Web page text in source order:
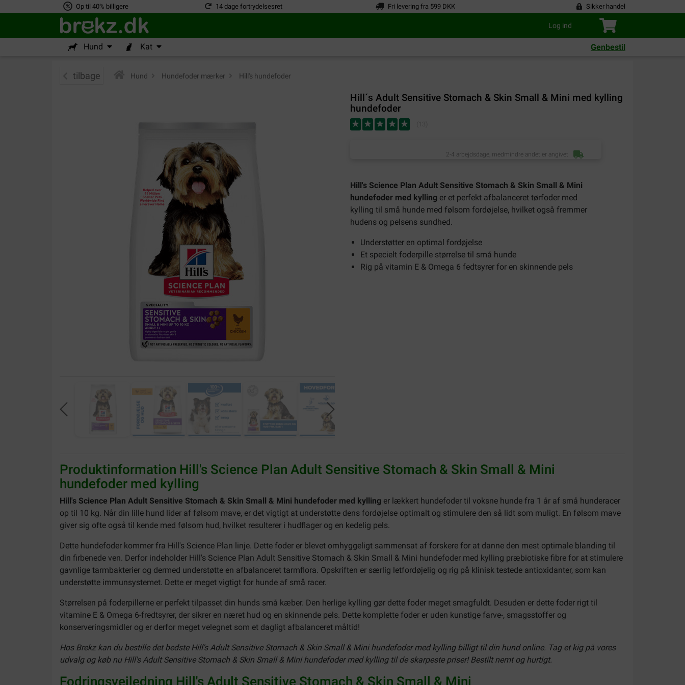
Op til 40% billigere 14 dage fortrydelsesret Fri levering fra 599 DKK Sikker handel
Log ind
Hund Kat Genbestil
tilbage Hund Hundefoder mærker Hill's hundefoder
Hill´s Adult Sensitive Stomach & Skin Small & Mini med kylling
hundefoder
2-4 arbejdsdage, medmindre andet er angivet
Hill's Science Plan Adult Sensitive Stomach & Skin Small & Mini
hundefoder med kylling er et perfekt afbalanceret tørfoder med
kylling til små hunde med følsom fordøjelse, hvilket også fremmer
hudens og pelsens sundhed.
Understøtter en optimal fordøjelse
Et specielt foderpille størrelse til små hunde
Rig på vitamin E & Omega 6 fedtsyrer for en skinnende pels
Produktinformation Hill's Science Plan Adult Sensitive Stomach & Skin Small & Mini
hundefoder med kylling
Hill's Science Plan Adult Sensitive Stomach & Skin Small & Mini hundefoder med kylling er lækkert hundefoder til voksne hunde fra 1 år af små hunderacer
op til 10 kg. Når din lille hund lider af følsom mave, er det vigtigt at understøtte dens fordøjelse optimalt og stimulere den så lidt som muligt. En følsom mave
giver sig ofte også til kende med følsom hud, hvilket resulterer i hudflager og en kedelig pels.
Dette hundefoder kommer fra Hill's Science Plan linje. Dette foder er blevet omhyggeligt sammensat af forskere for at danne den mest optimale blanding til
din firbenede ven. Derfor indeholder Hill's Science Plan Adult Sensitive Stomach & Skin Small & Mini hundefoder med kylling præbiotiske fibre for at stimulere
gavnlige tarmbakterier og dermed understøtte en afbalanceret tarmflora. Opskriften er særlig letfordøjelig og rig på klinisk testede antioxidanter, som kan
understøtte immunsystemet. Dette er meget vigtigt for hunde af små racer.
Størrelsen på foderpillerne er perfekt tilpasset din hunds små kæber. Den herlige kylling gør dette foder meget smagfuldt. Desuden er dette foder rigt til
vitamine E & Omega 6-fredtsyrer, der sikrer en næret hud og en skinnende pels. Dette komplette foder er uden kunstige farve-, smagsstoffer og
konserveringsmidler og er derfor meget velegnet som et dagligt afbalanceret måltid!
Hos Brekz kan du bestille det bedste Hill's Adult Sensitive Stomach & Skin Small & Mini hundefoder med kylling billigt til din hund online. Tag et kig på vores
udvalg og køb nu Hill's Adult Sensitive Stomach & Skin Small & Mini hundefoder med kylling til de skarpeste priser! Bestilt nemt og hurtigt.
Fodringsvejledning Hill's Adult Sensitive Stomach & Skin Small & Mini